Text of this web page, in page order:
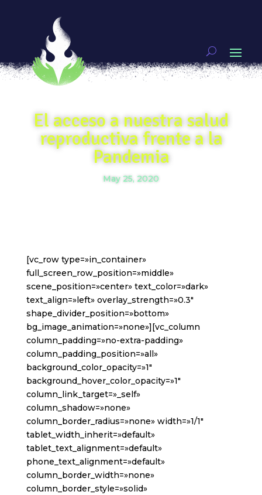
El acceso a nuestra salud
reproductiva frente a la
Pandemia
May 25, 2020
[vc_row type=»in_container»
full_screen_row_position=»middle»
scene_position=»center» text_color=»dark»
text_align=»left» overlay_strength=»0.3″
shape_divider_position=»bottom»
bg_image_animation=»none»][vc_column
column_padding=»no-extra-padding»
column_padding_position=»all»
background_color_opacity=»1″
background_hover_color_opacity=»1″
column_link_target=»_self»
column_shadow=»none»
column_border_radius=»none» width=»1/1″
tablet_width_inherit=»default»
tablet_text_alignment=»default»
phone_text_alignment=»default»
column_border_width=»none»
column_border_style=»solid»